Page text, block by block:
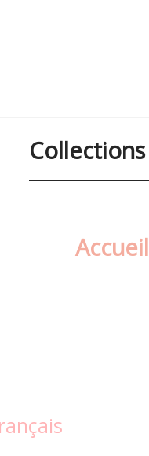
Collections
Accueil